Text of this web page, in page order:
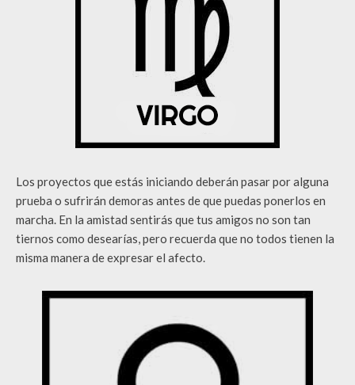
Los proyectos que estás iniciando deberán pasar por alguna
prueba o sufrirán demoras antes de que puedas ponerlos en
marcha. En la amistad sentirás que tus amigos no son tan
tiernos como desearías, pero recuerda que no todos tienen la
misma manera de expresar el afecto.